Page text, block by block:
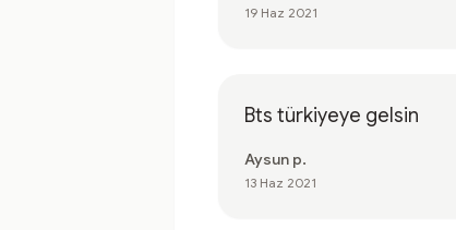
19 Haz 2021
Bts türkiyeye gelsin
Aysun p.
13 Haz 2021